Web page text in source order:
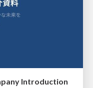
Introduction